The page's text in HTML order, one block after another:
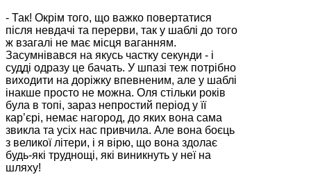
- Так! Окрім того, що важко повертатися
після невдачі та перерви, так у шаблі до того
ж взагалі не має місця ваганням.
Засумнівався на якусь частку секунди - і
судді одразу це бачать. У шпазі теж потрібно
виходити на доріжку впевненим, але у шаблі
інакше просто не можна. Оля стільки років
була в топі, зараз непростий період у її
кар’єрі, немає нагород, до яких вона сама
звикла та усіх нас привчила. Але вона боєць
з великої літери, і я вірю, що вона здолає
будь-які труднощі, які виникнуть у неї на
шляху!